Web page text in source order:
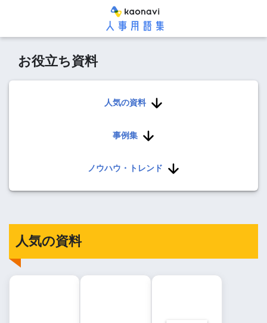
お役立ち資料
人気の資料
事例集
ノウハウ・トレンド
人気の資料